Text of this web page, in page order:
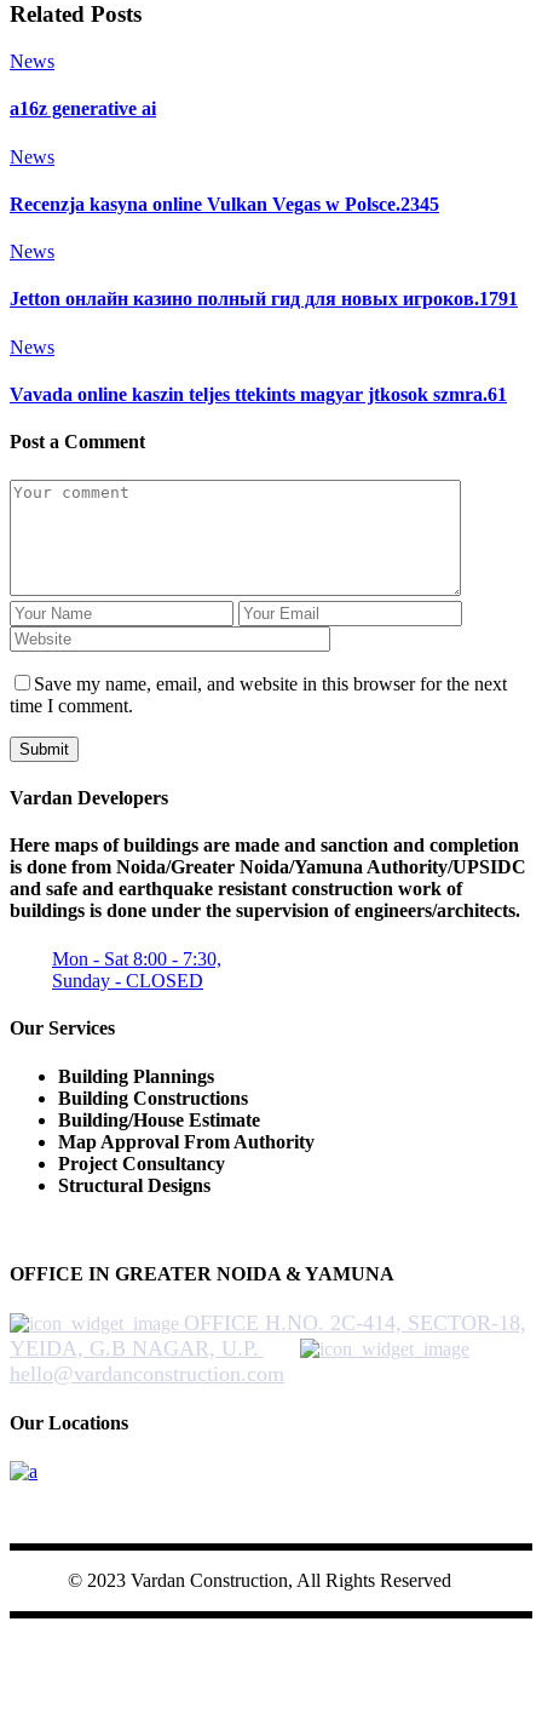
Related Posts
News
a16z generative ai
News
Recenzja kasyna online Vulkan Vegas w Polsce.2345
News
Jetton онлайн казино полный гид для новых игроков.1791
News
Vavada online kaszin teljes ttekints magyar jtkosok szmra.61
Post a Comment
Save my name, email, and website in this browser for the next
time I comment.
Submit
Vardan Developers
Here maps of buildings are made and sanction and completion
is done from Noida/Greater Noida/Yamuna Authority/UPSIDC
and safe and earthquake resistant construction work of
buildings is done under the supervision of engineers/architects.
Mon - Sat 8:00 - 7:30,
Sunday - CLOSED
Our Services
Building Plannings
Building Constructions
Building/House Estimate
Map Approval From Authority
Project Consultancy
Structural Designs
OFFICE IN GREATER NOIDA & YAMUNA
OFFICE H.NO. 2C-414, SECTOR-18,
YEIDA, G.B NAGAR, U.P.
hello@vardanconstruction.com
Our Locations
© 2023 Vardan Construction, All Rights Reserved